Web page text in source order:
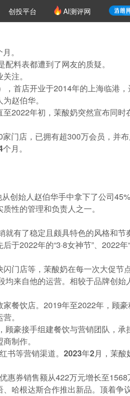
创投平台 AI测评网
。
料表都遭到了网友的质疑。
注。
，首店开业于2014年的上海临港
赵伯华。
2022年初，茉酸奶突然宣布同
门店，已拥有超300万会员，并布
月。
始人赵伯华手中拿下了公司
性的管理和负责人之一。
有了稳定且颇具特色的风格和节
2022年的“3·8女神节”、2022年
门店等，茉酸奶在每一次大促节
来自他的运营。相较于品牌创
餐饮店。2019年至2022年，顾
。
豪接手组建餐饮与营销团队，
制作。
等营销渠道。 2023年2月，茉酸
券销售额从422万元增长至1568
哈根达斯合作推出新品。顶着争